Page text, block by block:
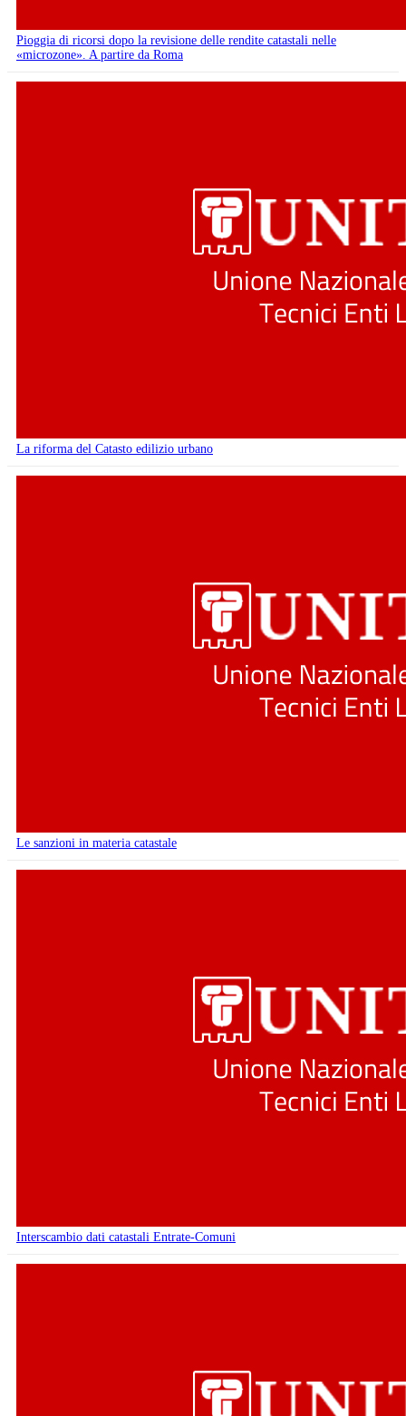
Pioggia di ricorsi dopo la revisione delle rendite catastali nelle
«microzone». A partire da Roma
La riforma del Catasto edilizio urbano
Le sanzioni in materia catastale
Interscambio dati catastali Entrate-Comuni